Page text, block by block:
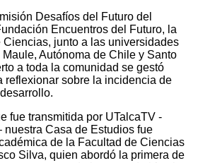
Desafíos del Futuro del
Encuentros del Futuro, la
junto a las universidades
Autónoma de Chile y Santo
a toda la comunidad se gestó
reflexionar sobre la incidencia de
fue transmitida por UTalcaTV -
nuestra Casa de Estudios fue
de la Facultad de Ciencias
Silva, quien abordó la primera de